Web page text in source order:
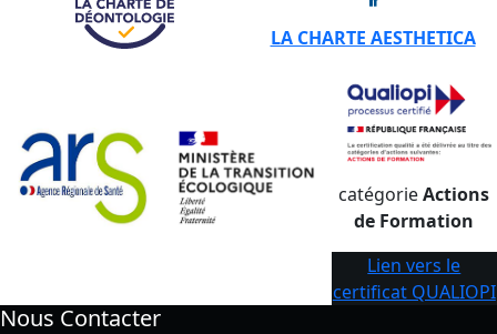
LA CHARTE AESTHETICA
catégorieActions
de Formation
Lien vers le
certificat QUALIOPI
Nous Contacter